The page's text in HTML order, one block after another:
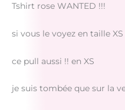
Tshirt rose WANTED !!!
si vous le voyez en taille
ce pull aussi !! en XS
je suis tombée que sur la